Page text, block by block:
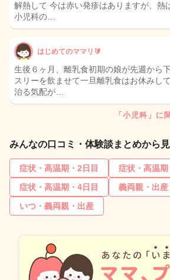
解熱して 今は赤い発疹はありますが、熱
小児科の…
はじめてのママリ🔰
生後６ヶ月、離乳食初期の娘が先週から
スリーを飲ませて一旦離乳食はお休みし
治る気配が…
「小児科」に
みんなの口コミ・体験談まとめから
症状・高温期・2日目
症状・高温期
症状・高温期・4日目
義両親・出
いつ・義両親・出産